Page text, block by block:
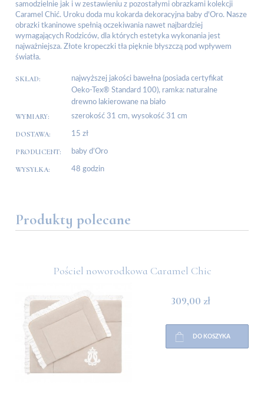
samodzielnie jak i w zestawieniu z pozostałymi obrazkami kolekcji
Caramel Chić. Uroku doda mu kokarda dekoracyjna baby d'Oro. Nasze
obrazki tkaninowe spełnią oczekiwania nawet najbardziej
wymagających Rodziców, dla których estetyka wykonania jest
najważniejsza. Złote kropeczki tła pięknie błyszczą pod wpływem
światła.
SKŁAD:
najwyższej jakości bawełna (posiada certyfikat
Oeko-Tex® Standard 100), ramka: naturalne
drewno lakierowane na biało
WYMIARY: szerokość 31 cm, wysokość 31 cm
DOSTAWA: 15 zł
PRODUCENT: baby d’Oro
WYSYŁKA: 48 godzin
Produkty polecane
Pościel noworodkowa Caramel Chic
309,00 zł
DO KOSZYKA